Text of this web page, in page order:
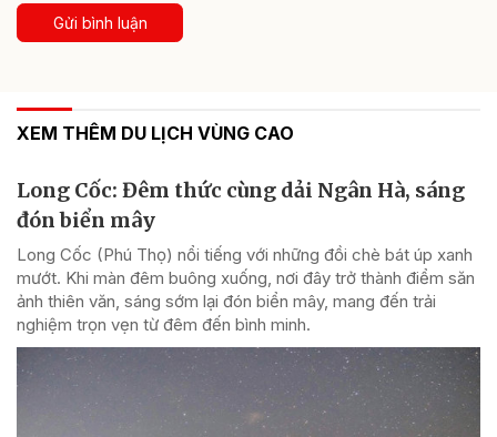
Gửi bình luận
XEM THÊM DU LỊCH VÙNG CAO
Long Cốc: Đêm thức cùng dải Ngân Hà, sáng
đón biển mây
Long Cốc (Phú Thọ) nổi tiếng với những đồi chè bát úp xanh
mướt. Khi màn đêm buông xuống, nơi đây trở thành điểm săn
ảnh thiên văn, sáng sớm lại đón biển mây, mang đến trải
nghiệm trọn vẹn từ đêm đến bình minh.